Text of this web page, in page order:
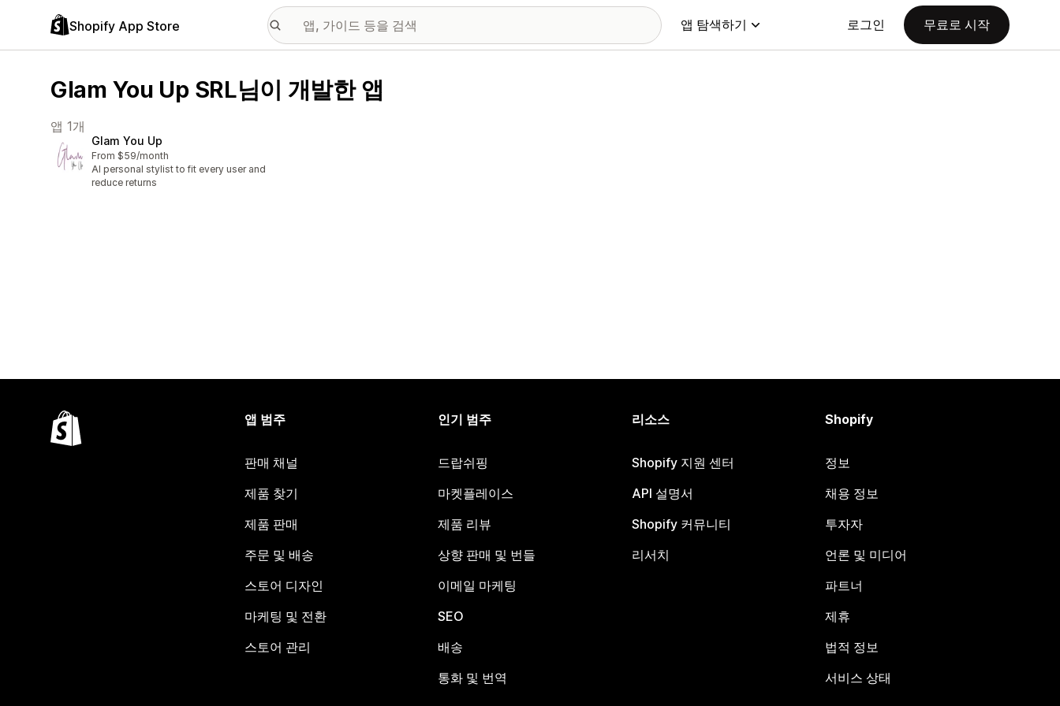
Shopify App Store 앱 탐색하기 로그인 무료로 시작
Glam You Up SRL님이 개발한 앱
앱 1개
Glam You Up
From $59/month
AI personal stylist to fit every user and
reduce returns
앱 범주
판매 채널
제품 찾기
제품 판매
주문 및 배송
스토어 디자인
마케팅 및 전환
스토어 관리
인기 범주
드랍쉬핑
마켓플레이스
제품 리뷰
상향 판매 및 번들
이메일 마케팅
SEO
배송
통화 및 번역
리소스
Shopify 지원 센터
API 설명서
Shopify 커뮤니티
리서치
Shopify
정보
채용 정보
투자자
언론 및 미디어
파트너
제휴
법적 정보
서비스 상태